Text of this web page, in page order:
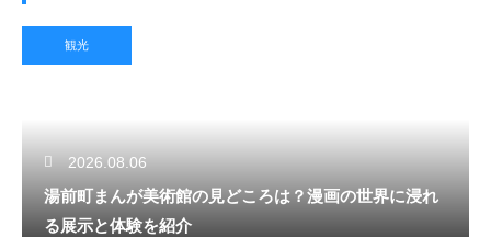
観光
2026.08.06
湯前町まんが美術館の見どころは？漫画の世界に浸れ
る展示と体験を紹介